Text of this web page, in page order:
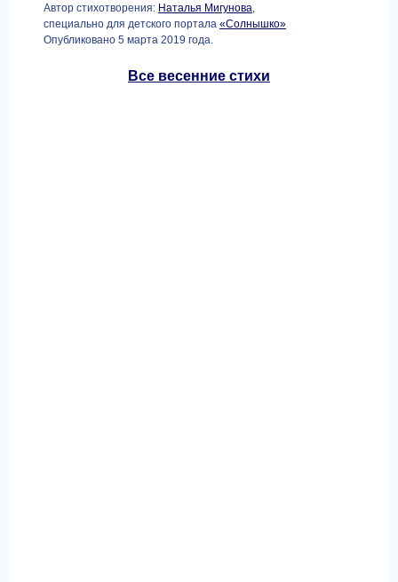
Автор стихотворения: Наталья Мигунова
специально для детского портала «Солнышко»
Опубликовано 5 марта 2019 года.
Все весенние стихи